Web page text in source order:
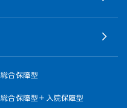
総合保障型
総合保障型＋入院保障型